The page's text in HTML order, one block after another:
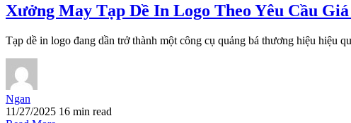
Xưởng May Tạp Dề In Logo Theo Yêu Cầu
Tạp dề in logo đang dần trở thành một công cụ quảng bá thương hiệu hiệu
Ngan
11/27/2025 16 min read